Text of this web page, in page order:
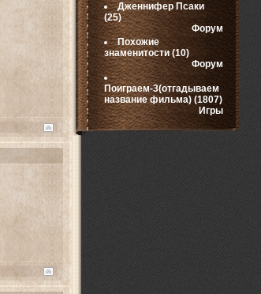
Дженнифер Псаки
(25)
Форум
Похожие
знаменитости (10)
Форум
Поиграем-3(отгадываем
название фильма) (1807)
Игры